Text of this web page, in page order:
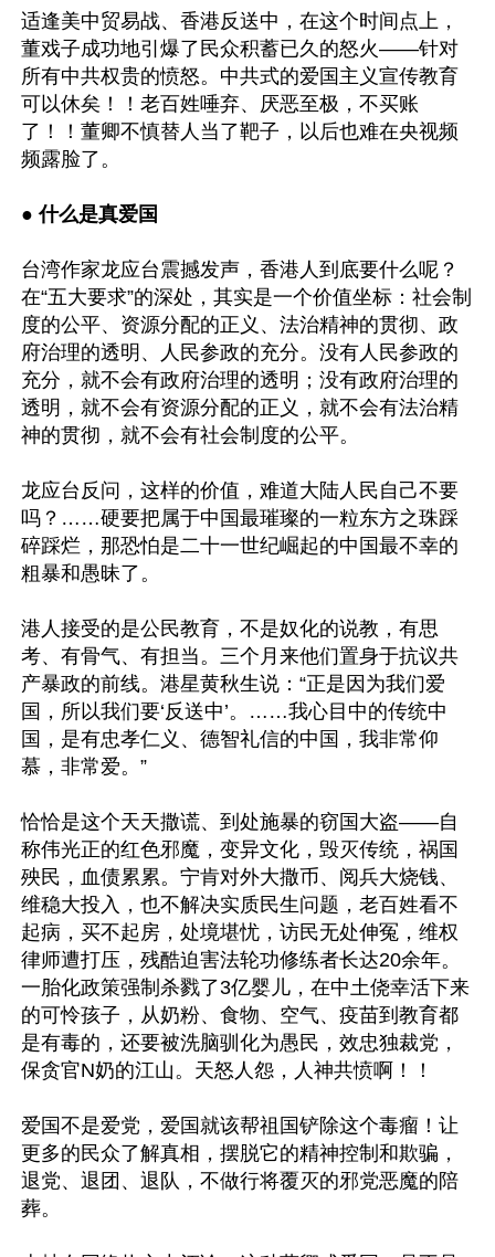
适逢美中贸易战、香港反送中，在这个时间点上，
董戏子成功地引爆了民众积蓄已久的怒火——针对
所有中共权贵的愤怒。中共式的爱国主义宣传教育
可以休矣！！老百姓唾弃、厌恶至极，不买账
了！！董卿不慎替人当了靶子，以后也难在央视频
频露脸了。
● 什么是真爱国
台湾作家龙应台震撼发声，香港人到底要什么呢？
在“五大要求”的深处，其实是一个价值坐标：社会制
度的公平、资源分配的正义、法治精神的贯彻、政
府治理的透明、人民参政的充分。没有人民参政的
充分，就不会有政府治理的透明；没有政府治理的
透明，就不会有资源分配的正义，就不会有法治精
神的贯彻，就不会有社会制度的公平。
龙应台反问，这样的价值，难道大陆人民自己不要
吗？……硬要把属于中国最璀璨的一粒东方之珠踩
碎踩烂，那恐怕是二十一世纪崛起的中国最不幸的
粗暴和愚昧了。
港人接受的是公民教育，不是奴化的说教，有思
考、有骨气、有担当。三个月来他们置身于抗议共
产暴政的前线。港星黄秋生说：“正是因为我们爱
国，所以我们要‘反送中’。……我心目中的传统中
国，是有忠孝仁义、德智礼信的中国，我非常仰
慕，非常爱。”
恰恰是这个天天撒谎、到处施暴的窃国大盗——自
称伟光正的红色邪魔，变异文化，毁灭传统，祸国
殃民，血债累累。宁肯对外大撒币、阅兵大烧钱、
维稳大投入，也不解决实质民生问题，老百姓看不
起病，买不起房，处境堪忧，访民无处伸冤，维权
律师遭打压，残酷迫害法轮功修练者长达20余年。
一胎化政策强制杀戮了3亿婴儿，在中土侥幸活下来
的可怜孩子，从奶粉、食物、空气、疫苗到教育都
是有毒的，还要被洗脑驯化为愚民，效忠独裁党，
保贪官N奶的江山。天怒人怨，人神共愤啊！！
爱国不是爱党，爱国就该帮祖国铲除这个毒瘤！让
更多的民众了解真相，摆脱它的精神控制和欺骗，
退党、退团、退队，不做行将覆灭的邪党恶魔的陪
葬。